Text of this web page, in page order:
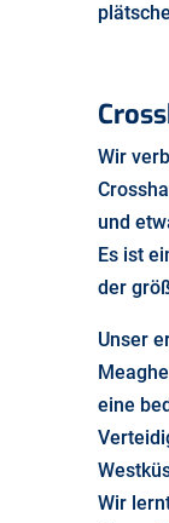
Wir
und
Es ist
der
Unser
eine
Wir